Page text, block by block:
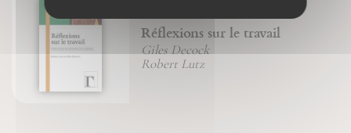
Réflexions sur le travail
Giles Decock
Robert Lutz